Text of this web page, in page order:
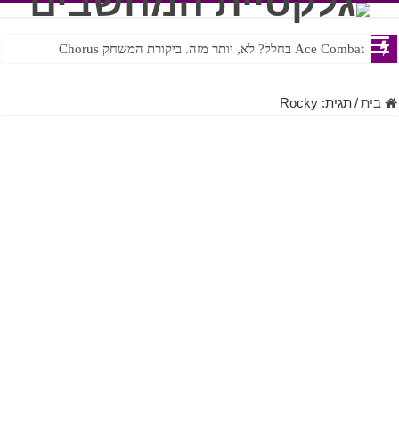
Ace Combat בחלל? לא, יותר מזה. ביקורת המשחק Chorus
Steven Universe והשירים שתורגמו בצורה נוראית לעברית
בית/תגית:Rocky